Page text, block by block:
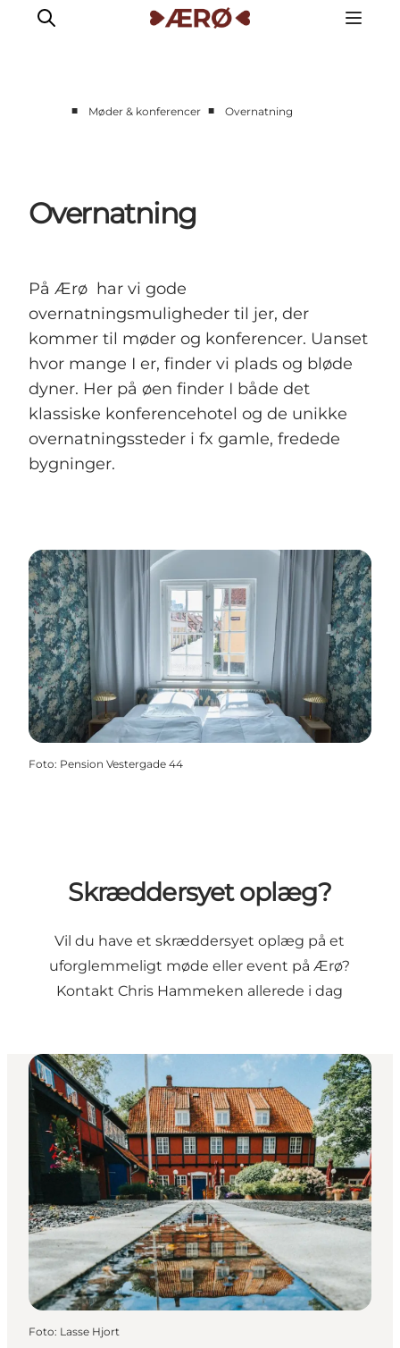
Forplejning
Oplevelser
■ Møder & konferencer ■ Overnatning
Overnatning
På Ærø har vi gode
overnatningsmuligheder til jer, der
kommer til møder og konferencer. Uanset
hvor mange I er, finder vi plads og bløde
dyner. Her på øen finder I både det
klassiske konferencehotel og de unikke
overnatningssteder i fx gamle, fredede
bygninger.
Foto: Pension Vestergade 44
Skræddersyet oplæg?
Vil du have et skræddersyet oplæg på et
uforglemmeligt møde eller event på Ærø?
Kontakt Chris Hammeken allerede i dag
Foto: Lasse Hjort